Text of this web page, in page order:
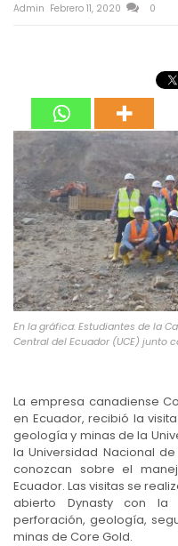
Admin Febrero 11, 2020 0
En la gráfica: Estudiantes de la
Central del Ecuador (UCE) junto
La empresa canadiense
en Ecuador, recibió la
geología y minas de la
la Universidad Nacional
conozcan sobre el
Ecuador. Las visitas se
abierto Dynasty con
perforación, geología,
minas de Core Gold.